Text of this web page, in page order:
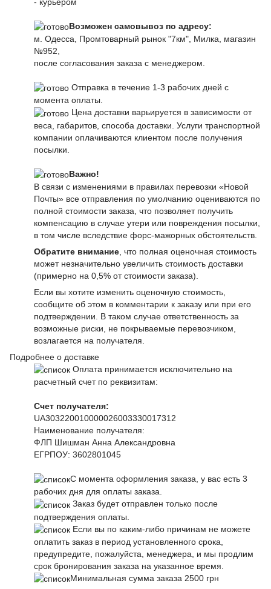
Возможен самовывоз по адресу:
м. Одесса, Промтоварный рынок "7км", Милка, магазин
№952,
после согласования заказа с менеджером.
Отправка в течение 1-3 рабочих дней с
момента оплаты.
Цена доставки варьируется в зависимости от
веса, габаритов, способа доставки. Услуги транспортной
компании оплачиваются клиентом после получения
посылки.
Важно!
В связи с изменениями в правилах перевозки «Новой
Почты» все отправления по умолчанию оцениваются по
полной стоимости заказа, что позволяет получить
компенсацию в случае утери или повреждения посылки,
в том числе вследствие форс-мажорных обстоятельств.
Обратите внимание , что полная оценочная стоимость
может незначительно увеличить стоимость доставки
(примерно на 0,5% от стоимости заказа).
Если вы хотите изменить оценочную стоимость,
сообщите об этом в комментарии к заказу или при его
подтверждении. В таком случае ответственность за
возможные риски, не покрываемые перевозчиком,
возлагается на получателя.
Подробнее о доставке
Оплата принимается исключительно на
расчетный счет по реквизитам:
Счет получателя:
UA303220010000026003330017312
Наименование получателя:
ФЛП Шишман Анна Александровна
ЕГРПОУ: 3602801045
С момента оформления заказа, у вас есть 3
рабочих дня для оплаты заказа.
Заказ будет отправлен только после
подтверждения оплаты.
Если вы по каким-либо причинам не можете
оплатить заказ в период установленного срока,
предупредите, пожалуйста, менеджера, и мы продлим
срок бронирования заказа на указанное время.
Минимальная сумма заказа 2500 грн